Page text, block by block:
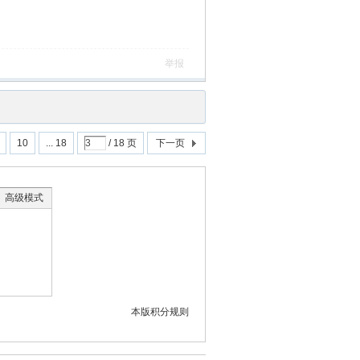
举报
10 ... 18 / 18 页 下一页
高级模式
本版积分规则